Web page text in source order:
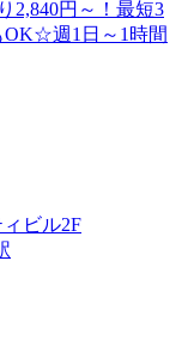
2,840円～！最短3
週1日～1時間
ビル2F